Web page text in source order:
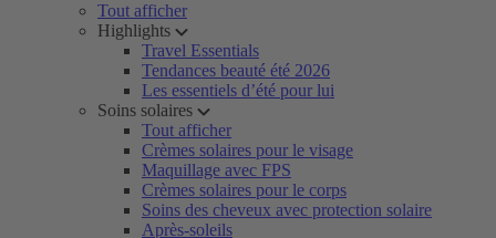
Tout afficher
Highlights
Travel Essentials
Tendances beauté été 2026
Les essentiels d’été pour lui
Soins solaires
Tout afficher
Crèmes solaires pour le visage
Maquillage avec FPS
Crèmes solaires pour le corps
Soins des cheveux avec protection solaire
Après-soleils